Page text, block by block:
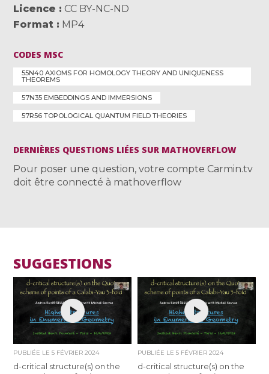
Licence
CC BY-NC-ND
Format
MP4
CODES MSC
55N40 AXIOMS FOR HOMOLOGY THEORY AND UNIQUENESS
THEOREMS
57N35 EMBEDDINGS AND IMMERSIONS
57R56 TOPOLOGICAL QUANTUM FIELD THEORIES
DERNIÈRES QUESTIONS LIÉES SUR MATHOVERFLOW
Pour poser une question, votre compte Carmin.tv
doit être connecté à mathoverflow
SUGGESTIONS
PUBLIÉE LE5 FÉVRIER 2024
d-critical structure(s) on the
PUBLIÉE LE 5 FÉVRIER 2024
d-critical structure(s) on the